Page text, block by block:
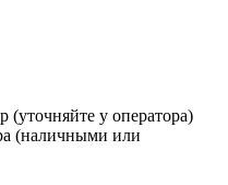
(уточняйте у оператора)
(наличными или